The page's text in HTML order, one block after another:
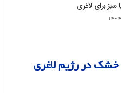
سبز برای لاغری
۲۵
خشکدررژیملاغری